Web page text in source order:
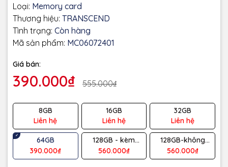
Loại: Memory card
Thương hiệu: TRANSCEND
Tình trạng: Còn hàng
Mã sản phẩm: MC06072401
Giá bán:
390.000₫ 555.000₫
8GB
Liên hệ
16GB
Liên hệ
32GB
Liên hệ
64GB
390.000₫
128GB - kèm
adaptor
560.000₫
128GB-không
kèm adaptor
560.000₫